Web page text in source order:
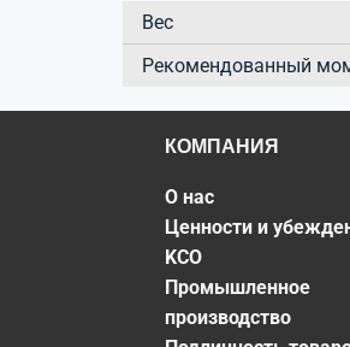
Вес
Рекомендованный
КОМПАНИЯ
О нас
Ценности и
KCO
Промышленное
производство